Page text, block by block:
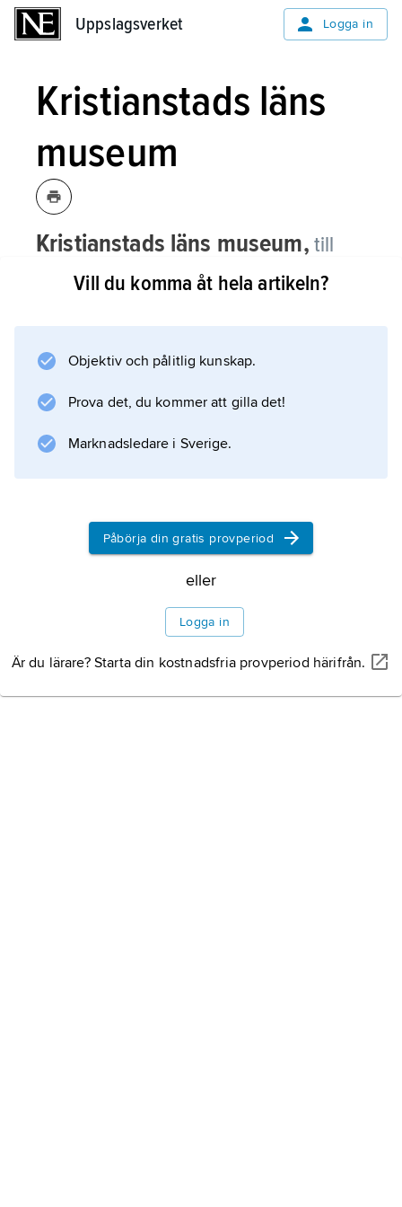
Uppslagsverket Logga in
Kristianstads läns
museum
Kristianstads läns museum, till
1999 namn på
Regionmuseet i Skåne.
Vill du komma åt hela artikeln?
Objektiv och pålitlig kunskap.
Prova det, du kommer att gilla det!
Marknadsledare i Sverige.
Påbörja din gratis provperiod
eller
Logga in
Är du lärare? Starta din kostnadsfria provperiod härifrån.